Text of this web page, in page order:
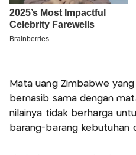
Mata uang Zimbabwe
bernasib sama dengan
nilainya tidak berharga
barang-barang kebutuhan